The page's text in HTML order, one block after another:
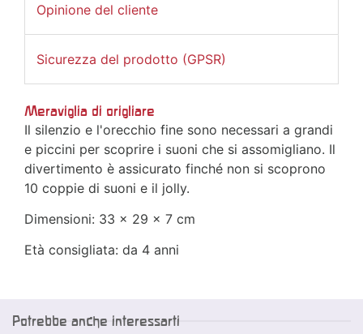
Opinione del cliente
Sicurezza del prodotto (GPSR)
Meraviglia di origliare
Il silenzio e l'orecchio fine sono necessari a grandi
e piccini per scoprire i suoni che si assomigliano. Il
divertimento è assicurato finché non si scoprono
10 coppie di suoni e il jolly.
Dimensioni: 33 x 29 x 7 cm
Età consigliata: da 4 anni
Potrebbe anche interessarti